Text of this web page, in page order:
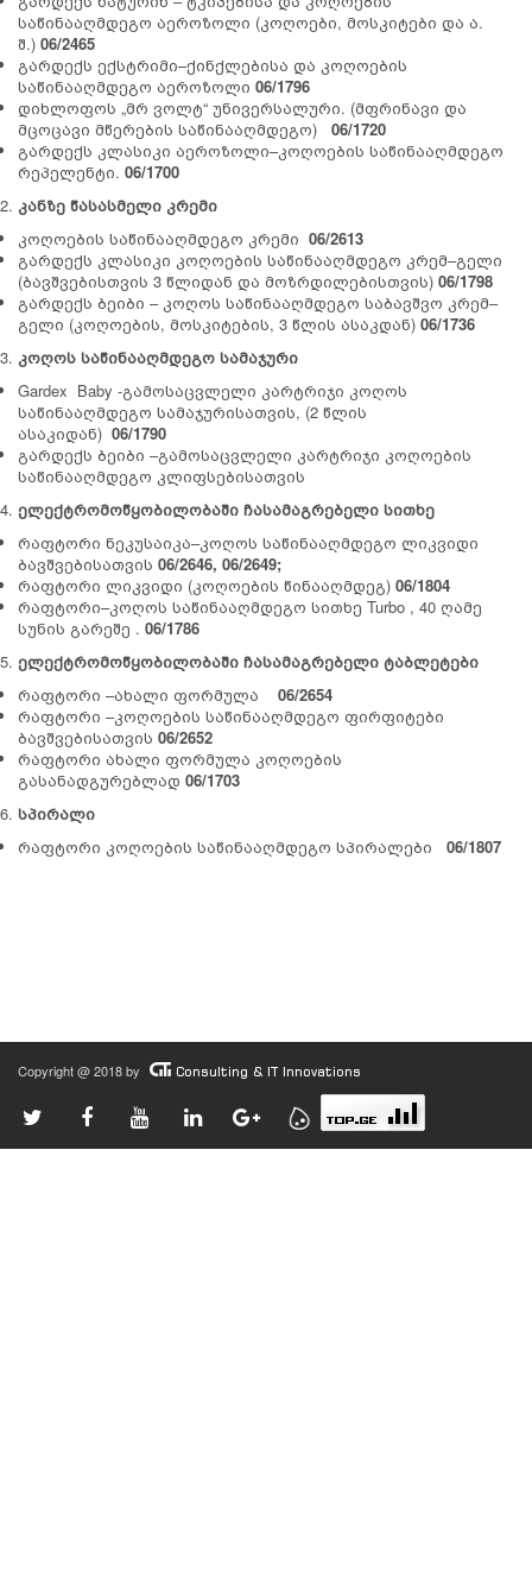
საწინააღმდეგო აეროზოლი (კოღოები, მოსკიტები და ა.
შ.) 06/2465
გარდექს ექსტრიმი–ქინქლებისა და კოღოების
საწინააღმდეგო აეროზოლი 06/1796
დიხლოფოს „მრ ვოლტ“ უნივერსალური. (მფრინავი და
მცოცავი მწერების საწინააღმდეგო) 06/1720
გარდექს კლასიკი აეროზოლი–კოღოების საწინააღმდეგო
რეპელენტი. 06/1700
კანზე წასასმელი კრემი
კოღოების საწინააღმდეგო კრემი 06/2613
გარდექს კლასიკი კოღოების საწინააღმდეგო კრემ–გელი
(ბავშვებისთვის 3 წლიდან და მოზრდილებისთვის) 06/1798
გარდექს ბეიბი – კოღოს საწინააღმდეგო საბავშვო კრემ–
გელი (კოღოების, მოსკიტების, 3 წლის ასაკდან) 06/1736
კოღოს საწინააღმდეგო სამაჯური
Gardex Baby -გამოსაცვლელი კარტრიჯი კოღოს
საწინააღმდეგო სამაჯურისათვის, (2 წლის
ასაკიდან) 06/1790
გარდექს ბეიბი –გამოსაცვლელი კარტრიჯი კოღოების
საწინააღმდეგო კლიფსებისათვის
ელექტრომოწყობილობაში ჩასამაგრებელი სითხე
რაფტორი ნეკუსაიკა–კოღოს საწინააღმდეგო ლიკვიდი
ბავშვებისათვის 06/2646, 06/2649;
რაფტორი ლიკვიდი (კოღოების წინააღმდეგ) 06/1804
რაფტორი–კოღოს საწინააღმდეგო სითხე Turbo , 40 ღამე
სუნის გარეშე . 06/1786
ელექტრომოწყობილობაში ჩასამაგრებელი ტაბლეტები
რაფტორი –ახალი ფორმულა 06/2654
რაფტორი –კოღოების საწინააღმდეგო ფირფიტები
ბავშვებისათვის 06/2652
რაფტორი ახალი ფორმულა კოღოების
გასანადგურებლად 06/1703
სპირალი
რაფტორი კოღოების საწინააღმდეგო სპირალები 06/1807
Copyright @ 2018 by Consulting & IT Innovations